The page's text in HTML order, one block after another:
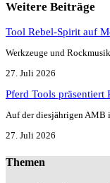
Weitere Beiträge
Tool Rebel-Spirit auf
Werkzeuge und
27. Juli 2026
Pferd Tools präsentiert
Auf der diesjährigen AMB
27. Juli 2026
Themen